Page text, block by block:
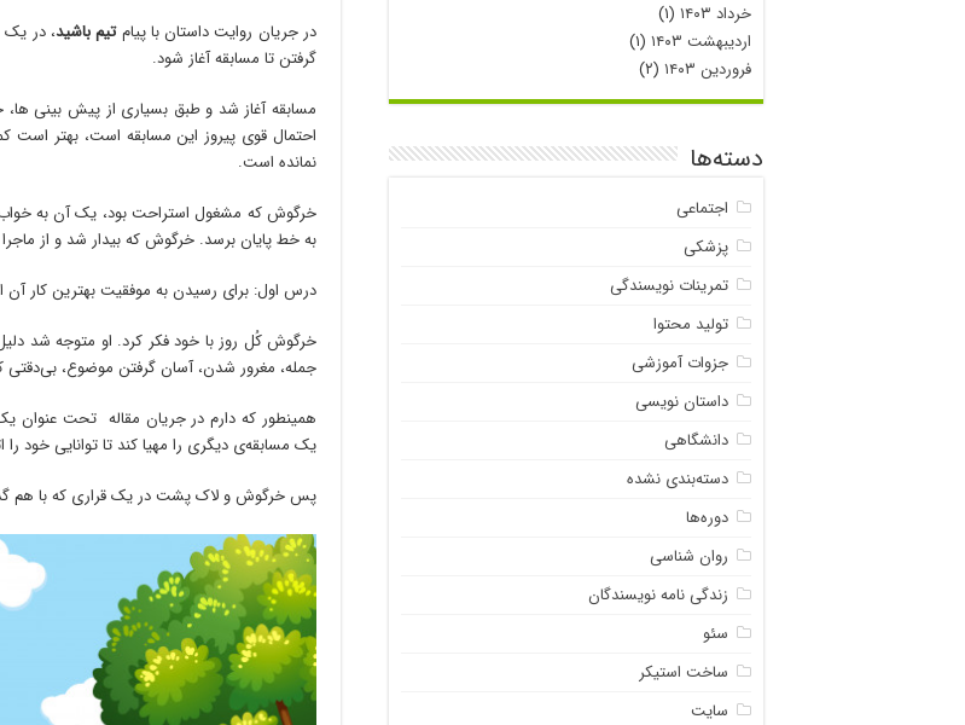
در جریان روایت داستان با پیامتیم باشید، در
گرفتن تا مسابقه آغاز شود.
مسابقه آغاز شد و طبق بسیاری از پیش بینی
احتمال قوی پیروز این مسابقه است، بهتر است
نمانده است.
خرگوش که مشغول استراحت بود، یک آن به
به خط پایان برسد. خرگوش که بیدار شد و از
درس اول: برای رسیدن به موفقیت بهترین کار
خرگوش کُل روز با خود فکر کرد. او متوجه شد
جمله، مغرور شدن، آسان گرفتن موضوع،
همینطور که دارم در جریان مقاله تحت عنوان
یک مسابقه‌ی دیگری را مهیا کند تا توانایی خود را
پس خرگوش و لاک پشت در یک قراری که با هم
خرداد ۱۴۰۳
(۱)
اردیبهشت ۱۴۰۳
(۱)
فروردین ۱۴۰۳
(۲)
دسته‌ها
اجتماعی
پزشکی
تمرینات نویسندگی
تولید محتوا
جزوات آموزشی
داستان نویسی
دانشگاهی
دسته‌بندی نشده
دوره‌ها
روان شناسی
زندگی نامه نویسندگان
سئو
ساخت استیکر
سایت